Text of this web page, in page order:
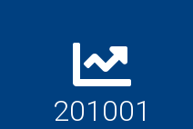
201001